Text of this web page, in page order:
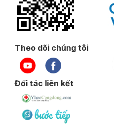
Theo dõi chúng tôi
Đối tác liên kết